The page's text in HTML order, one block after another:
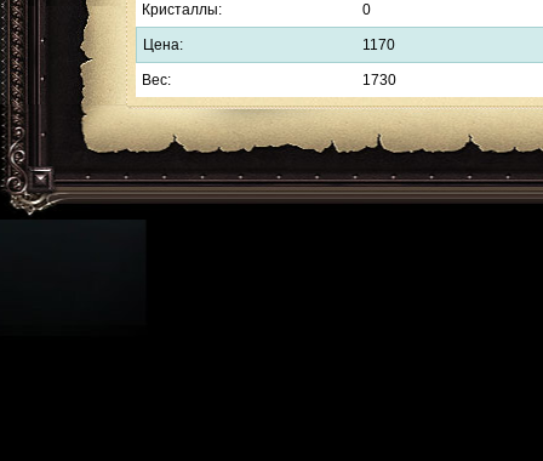
Кристаллы: 0
Цена: 1170
Вес: 1730